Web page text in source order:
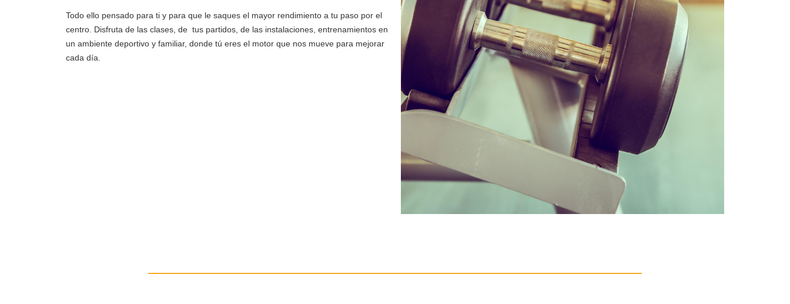
Todo ello pensado para ti y para que le saques el mayor rendimiento a tu paso por el
centro. Disfruta de las clases, de tus partidos, de las instalaciones, entrenamientos en
un ambiente deportivo y familiar, donde tú eres el motor que nos mueve para mejorar
cada día.